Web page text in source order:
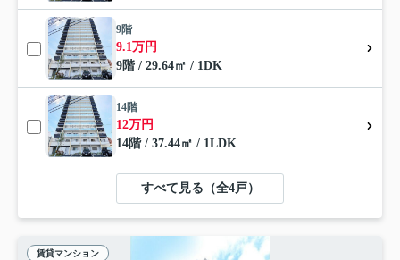
9階
9.1万円
9階 / 29.64㎡ / 1DK
14階
12万円
14階 / 37.44㎡ / 1LDK
すべて見る（全4戸）
賃貸マンション